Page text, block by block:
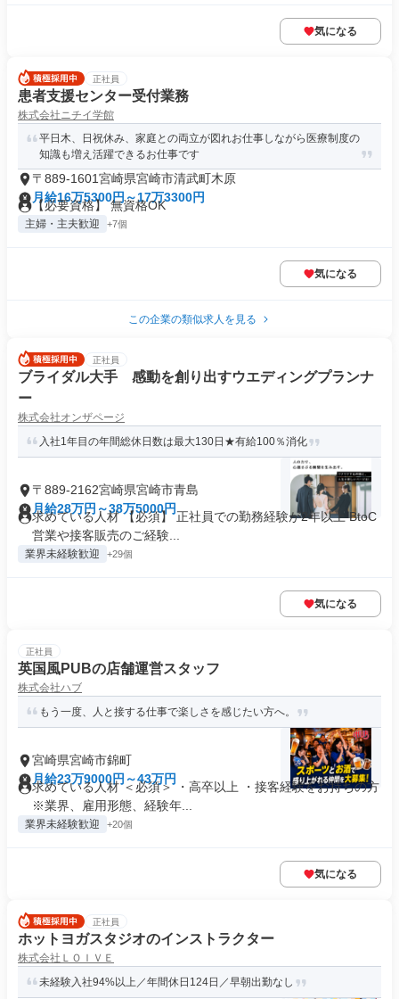
気になる
正社員
患者支援センター受付業務
株式会社ニチイ学館
平日木、日祝休み、家庭との両立が図れお仕事しながら医療制度の
知識も増え活躍できるお仕事です
〒889-1601宮崎県宮崎市清武町木原
月給16万5300円～17万3300円
【必要資格】 無資格OK
主婦・主夫歓迎 +7個
気になる
この企業の類似求人を見る
正社員
ブライダル大手 感動を創り出すウエディングプランナ
ー
株式会社オンザページ
入社1年目の年間総休日数は最大130日★有給100％消化
〒889-2162宮崎県宮崎市青島
月給28万円～38万5000円
求めている人材 【必須】 正社員での勤務経験が2年以上 BtoC
営業や接客販売のご経験...
業界未経験歓迎 +29個
気になる
正社員
英国風PUBの店舗運営スタッフ
株式会社ハブ
もう一度、人と接する仕事で楽しさを感じたい方へ。
宮崎県宮崎市錦町
月給23万9000円～43万円
求めている人材 ＜必須＞ ・高卒以上 ・接客経験をお持ちの方
※業界、雇用形態、経験年...
業界未経験歓迎 +20個
気になる
正社員
ホットヨガスタジオのインストラクター
株式会社ＬＯＩＶＥ
未経験入社94%以上／年間休日124日／早朝出勤なし